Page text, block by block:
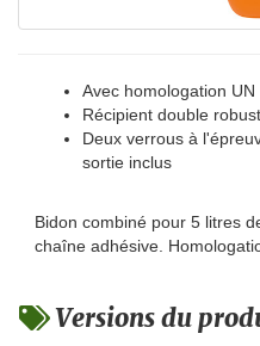
Avec homologation UN
Récipient double
Deux verrous à
sortie inclus
Bidon combiné pour 5 litres
chaîne adhésive.
Versions du